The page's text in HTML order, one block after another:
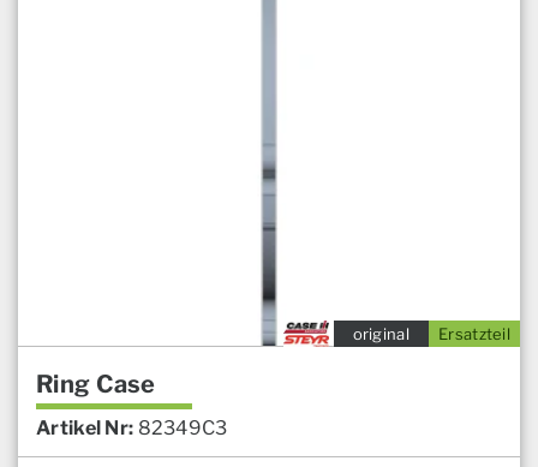
Ersatzteil
original
Ring Case
Artikel Nr: 82349C3